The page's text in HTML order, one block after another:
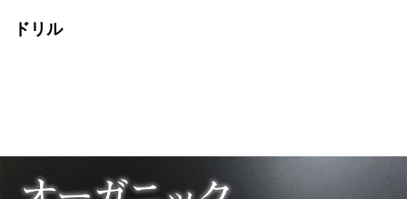
ドリル